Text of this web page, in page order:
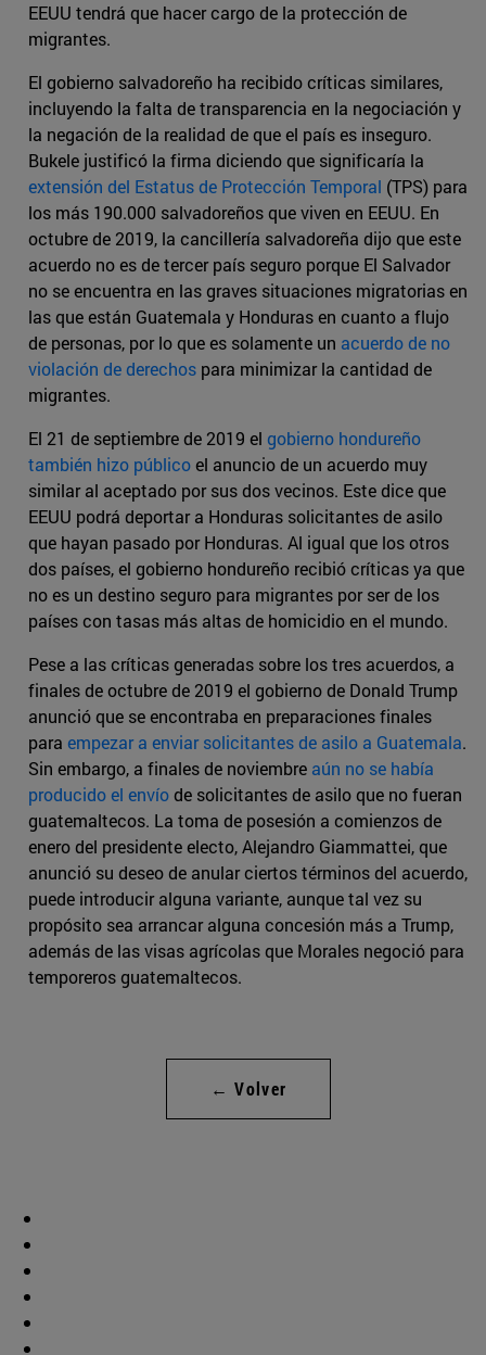
EEUU tendrá que hacer cargo de la protección de
migrantes.
El gobierno salvadoreño ha recibido críticas similares,
incluyendo la falta de transparencia en la negociación y
la negación de la realidad de que el país es inseguro.
Bukele justificó la firma diciendo que significaría la
extensión del Estatus de Protección Temporal (TPS) para
los más 190.000 salvadoreños que viven en EEUU. En
octubre de 2019, la cancillería salvadoreña dijo que este
acuerdo no es de tercer país seguro porque El Salvador
no se encuentra en las graves situaciones migratorias en
las que están Guatemala y Honduras en cuanto a flujo
de personas, por lo que es solamente un acuerdo de no
violación de derechos para minimizar la cantidad de
migrantes.
El 21 de septiembre de 2019 el gobierno hondureño
también hizo públicoel anuncio de un acuerdo muy
similar al aceptado por sus dos vecinos. Este dice que
EEUU podrá deportar a Honduras solicitantes de asilo
que hayan pasado por Honduras. Al igual que los otros
dos países, el gobierno hondureño recibió críticas ya que
no es un destino seguro para migrantes por ser de los
países con tasas más altas de homicidio en el mundo.
Pese a las críticas generadas sobre los tres acuerdos, a
finales de octubre de 2019 el gobierno de Donald Trump
anunció que se encontraba en preparaciones finales
para empezar a enviar solicitantes de asilo a Guatemala.
Sin embargo, a finales de noviembre aún no se había
producido el envíode solicitantes de asilo que no fueran
guatemaltecos. La toma de posesión a comienzos de
enero del presidente electo, Alejandro Giammattei, que
anunció su deseo de anular ciertos términos del acuerdo,
puede introducir alguna variante, aunque tal vez su
propósito sea arrancar alguna concesión más a Trump,
además de las visas agrícolas que Morales negoció para
temporeros guatemaltecos.
← Volver